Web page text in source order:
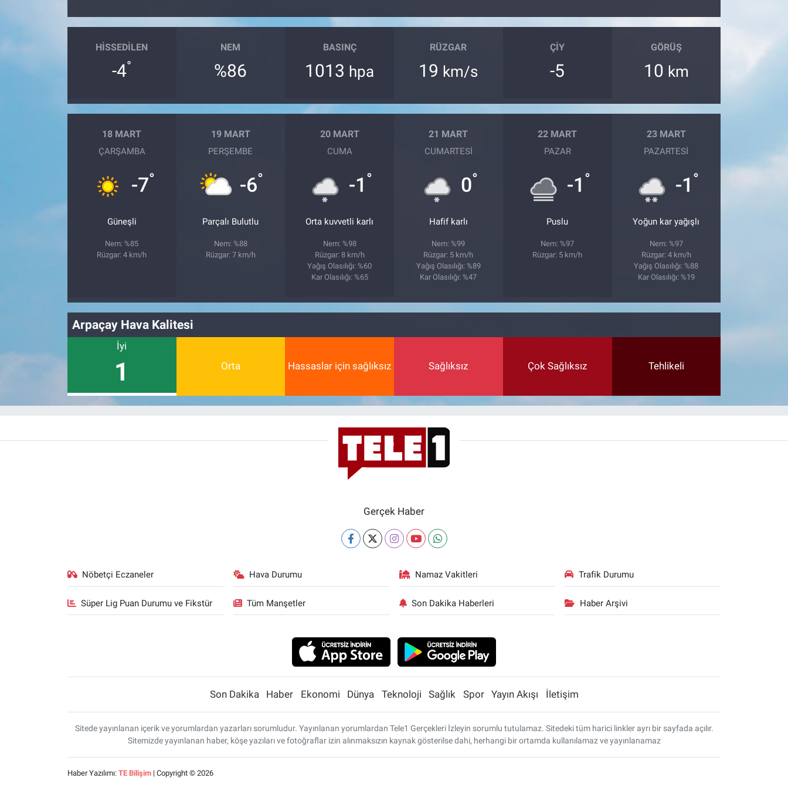
HISSEDILEN
-4°
NEM
%86
BASINÇ
1013 hpa
RÜZGAR
19 km/s
ÇIY
-5
GÖRÜŞ
10 km
18 MART
ÇARŞAMBA
-7°
Güneşli
Nem: %85
Rüzgar: 4 km/h
19 MART
PERŞEMBE
-6°
Parçalı Bulutlu
Nem: %88
Rüzgar: 7 km/h
20 MART
CUMA
-1 °
Orta kuvvetli karlı
Nem: %98
Rüzgar: 8 km/h
Yağış Olasılığı: %60
Kar Olasılığı: %65
21 MART
CUMARTESI
0°
Hafif karlı
Nem: %99
Rüzgar: 5 km/h
Yağış Olasılığı: %89
Kar Olasılığı: %47
22 MART
PAZAR
-1 °
Puslu
Nem: %97
Rüzgar: 5 km/h
23 MART
PAZARTESI
-1 °
Yoğun kar yağışlı
Nem: %97
Rüzgar: 4 km/h
Yağış Olasılığı: %88
Kar Olasılığı: %19
Arpaçay Hava Kalitesi
İyi
1 Orta Hassaslar için sağlıksız Sağlıksız Çok Sağlıksız Tehlikeli
Gerçek Haber
Nöbetçi Eczaneler Hava Durumu Namaz Vakitleri Trafik Durumu
Süper Lig Puan Durumu ve Fikstür Tüm Manşetler Son Dakika Haberleri Haber Arşivi
Son Dakika Haber Ekonomi Dünya Teknoloji Sağlık Spor Yayın Akışı İletişim
Sitede yayınlanan içerik ve yorumlardan yazarları sorumludur. Yayınlanan yorumlardan Tele1 Gerçekleri İzleyin sorumlu tutulamaz. Sitedeki tüm harici linkler ayrı bir sayfada açılır.
Sitemizde yayınlanan haber, köşe yazıları ve fotoğraflar izin alınmaksızın kaynak gösterilse dahi, herhangi bir ortamda kullanılamaz ve yayınlanamaz
Haber Yazılımı: TE Bilişim| Copyright © 2026
Gündem Özel
Kültür Sanat
Programlar
Sağlık